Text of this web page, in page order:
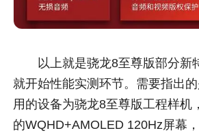
以上就是骁龙8至尊版部分新
就开始性能实测环节。需要指出
用的设备为骁龙8至尊版工程样机
的WQHD+AMOLED 120Hz屏幕